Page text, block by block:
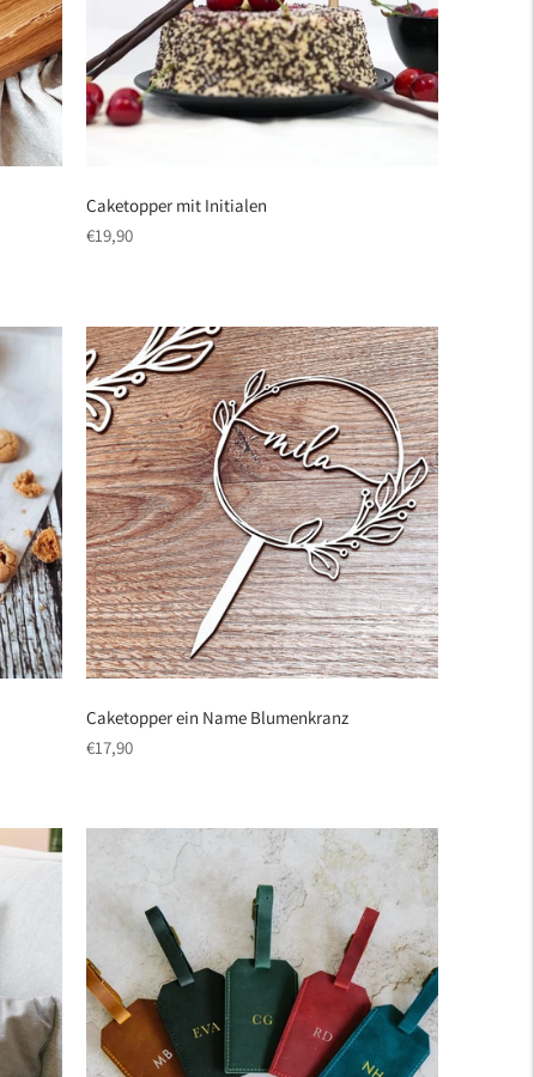
Caketopper mit Initialen
regulärer
€19,90
Caketopper ein Name Blumenkranz
regulärer
€17,90